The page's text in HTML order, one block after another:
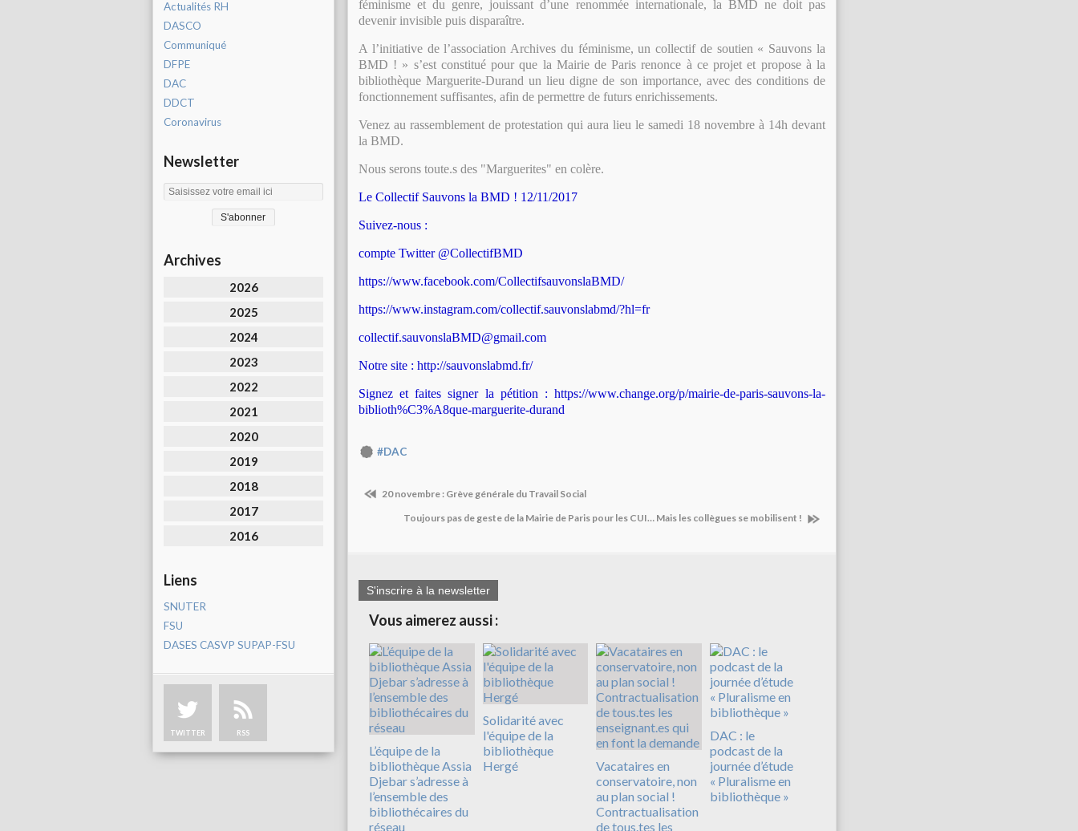
Actualités RH
DASCO
Communiqué
DFPE
DAC
DDCT
Coronavirus
Newsletter
Archives
2026
2025
2024
2023
2022
2021
2020
2019
2018
2017
2016
Liens
SNUTER
FSU
DASES CASVP SUPAP-FSU
TWITTER RSS
féminisme et du genre, jouissant d’une renommée internationale, la BMD ne doit pas
devenir invisible puis disparaître.
A l’initiative de l’association Archives du féminisme, un collectif de soutien « Sauvons la
BMD ! » s’est constitué pour que la Mairie de Paris renonce à ce projet et propose à la
bibliothèque Marguerite-Durand un lieu digne de son importance, avec des conditions de
fonctionnement suffisantes, afin de permettre de futurs enrichissements.
Venez au rassemblement de protestation qui aura lieu le samedi 18 novembre à 14h devant
la BMD.
Nous serons toute.s des "Marguerites" en colère.
Le Collectif Sauvons la BMD ! 12/11/2017
Suivez-nous :
compte Twitter @CollectifBMD
https://www.facebook.com/CollectifsauvonslaBMD/
https://www.instagram.com/collectif.sauvonslabmd/?hl=fr
collectif.sauvonslaBMD@gmail.com
Notre site : http://sauvonslabmd.fr/
Signez et faites signer la pétition : https://www.change.org/p/mairie-de-paris-sauvons-la-
biblioth%C3%A8que-marguerite-durand
#DAC
20 novembre : Grève générale du Travail Social
Toujours pas de geste de la Mairie de Paris pour les CUI… Mais les collègues se mobilisent !
S'inscrire à la newsletter
Vous aimerez aussi :
L’équipe de la
bibliothèque Assia
Djebar s’adresse à
l’ensemble des
bibliothécaires du
réseau
Solidarité avec
l'équipe de la
bibliothèque
Hergé
Vacataires en
conservatoire, non
au plan social !
Contractualisation
de tous.tes les
DAC : le
podcast de la
journée d’étude
« Pluralisme en
bibliothèque »